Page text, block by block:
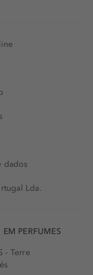
dados
Lda.
EM PERFUMES
- Terre